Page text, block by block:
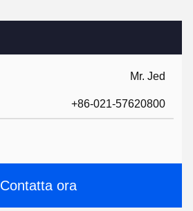
Mr. Jed
+86-021-57620800
Contatta ora